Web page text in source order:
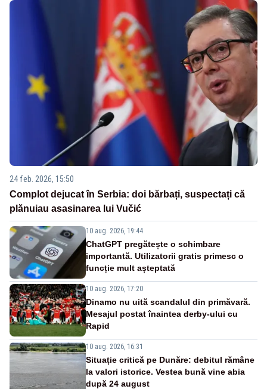
24 feb. 2026, 15:50
Complot dejucat în Serbia: doi bărbați, suspectați că
plănuiau asasinarea lui Vučić
10 aug. 2026, 19:44
ChatGPT pregătește o schimbare
importantă. Utilizatorii gratis primesc o
funcție mult așteptată
10 aug. 2026, 17:20
Dinamo nu uită scandalul din primăvară.
Mesajul postat înaintea derby-ului cu
Rapid
10 aug. 2026, 16:31
Situație critică pe Dunăre: debitul rămâne
la valori istorice. Vestea bună vine abia
după 24 august